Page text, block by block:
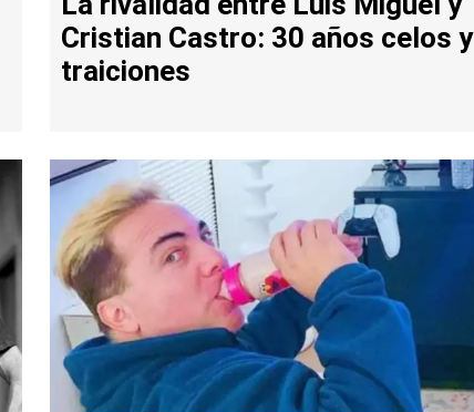
Cristian Castro: 30 años celos y
traiciones